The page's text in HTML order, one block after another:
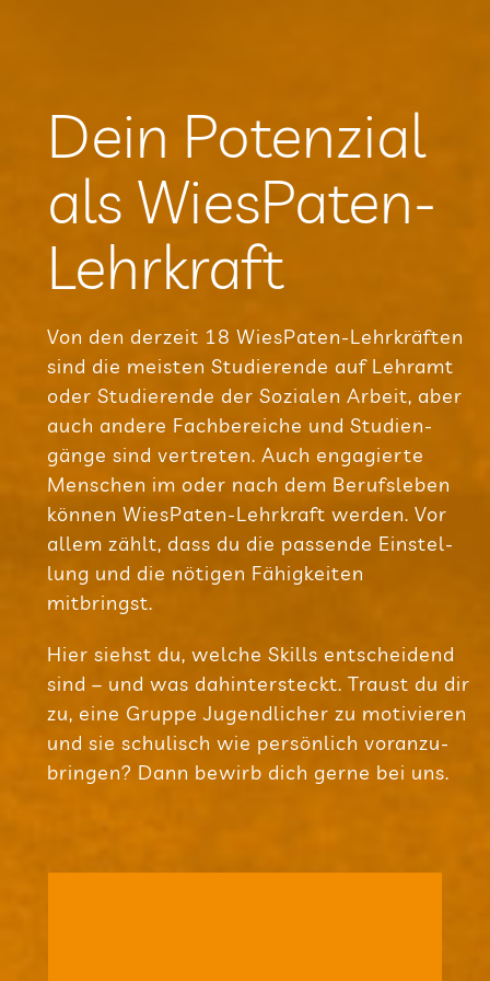
Dein Poten­zial
als WiesPaten-
Lehrkraft
Von den der­zeit 18 Wie­sPa­ten-Lehr­kräf­ten
sind die meis­ten Stu­die­rende auf Lehr­amt
oder Stu­die­rende der Sozia­len Arbeit, aber
auch andere Fach­be­rei­che und Stu­di­en­
gänge sind ver­tre­ten. Auch enga­gierte
Men­schen im oder nach dem Berufs­le­ben
kön­nen Wie­sPa­ten-Lehr­kraft wer­den. Vor
allem zählt, dass du die pas­sende Ein­stel­
lung und die nöti­gen Fähig­kei­ten
mitbringst.
Hier siehst du, wel­che Skills ent­schei­dend
sind – und was dahin­ter­steckt. Traust du dir
zu, eine Gruppe Jugend­li­cher zu moti­vie­ren
und sie schu­lisch wie per­sön­lich vor­an­zu­
brin­gen? Dann bewirb dich gerne bei uns.